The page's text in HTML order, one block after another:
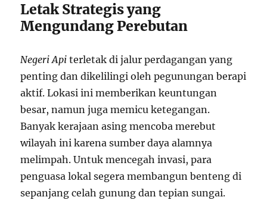
Letak Strategis yang
Mengundang Perebutan
Negeri Api terletak di jalur perdagangan yang
penting dan dikelilingi oleh pegunungan berapi
aktif. Lokasi ini memberikan keuntungan
besar, namun juga memicu ketegangan.
Banyak kerajaan asing mencoba merebut
wilayah ini karena sumber daya alamnya
melimpah. Untuk mencegah invasi, para
penguasa lokal segera membangun benteng di
sepanjang celah gunung dan tepian sungai.